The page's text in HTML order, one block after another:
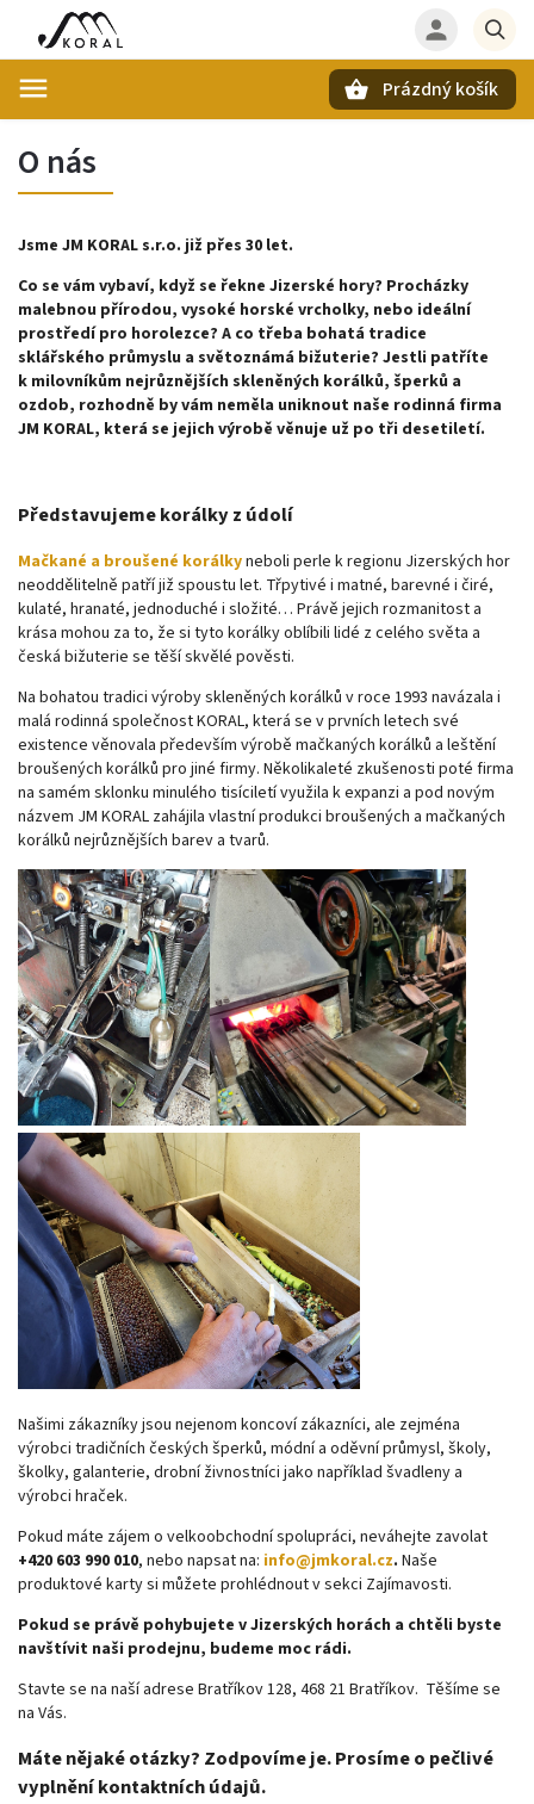
Prázdný košík
O nás
Jsme JM KORAL s.r.o. již přes 30 let.
Co se vám vybaví, když se řekne Jizerské hory? Procházky
malebnou přírodou, vysoké horské vrcholky, nebo ideální
prostředí pro horolezce? A co třeba bohatá tradice
sklářského průmyslu a světoznámá bižuterie? Jestli patříte
k milovníkům nejrůznějších skleněných korálků, šperků a
ozdob, rozhodně by vám neměla uniknout naše rodinná firma
JM KORAL, která se jejich výrobě věnuje už po tři desetiletí.
Představujeme korálky z údolí
Mačkané a broušené korálkyneboli perle k regionu Jizerských hor
neoddělitelně patří již spoustu let. Třpytivé i matné, barevné i čiré,
kulaté, hranaté, jednoduché i složité… Právě jejich rozmanitost a
krása mohou za to, že si tyto korálky oblíbili lidé z celého světa a
česká bižuterie se těší skvělé pověsti.
Na bohatou tradici výroby skleněných korálků v roce 1993 navázala i
malá rodinná společnost KORAL, která se v prvních letech své
existence věnovala především výrobě mačkaných korálků a leštění
broušených korálků pro jiné firmy. Několikaleté zkušenosti poté firma
na samém sklonku minulého tisíciletí využila k expanzi a pod novým
názvem JM KORAL zahájila vlastní produkci broušených a mačkaných
korálků nejrůznějších barev a tvarů.
Našimi zákazníky jsou nejenom koncoví zákazníci, ale zejména
výrobci tradičních českých šperků, módní a oděvní průmysl, školy,
školky, galanterie, drobní živnostníci jako například švadleny a
výrobci hraček.
Pokud máte zájem o velkoobchodní spolupráci, neváhejte zavolat
+420 603 990 010, nebo napsat na: info@jmkoral.cz. Naše
produktové karty si můžete prohlédnout v sekci Zajímavosti.
Pokud se právě pohybujete v Jizerských horách a chtěli byste
navštívit naši prodejnu, budeme moc rádi.
Stavte se na naší adrese Bratříkov 128, 468 21 Bratříkov. Těšíme se
na Vás.
Máte nějaké otázky? Zodpovíme je. Prosíme o pečlivé
vyplnění kontaktních údajů.